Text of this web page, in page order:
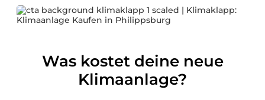
Was kostet deine neue
Klimaanlage?